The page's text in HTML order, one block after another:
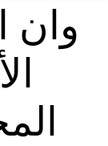
وان